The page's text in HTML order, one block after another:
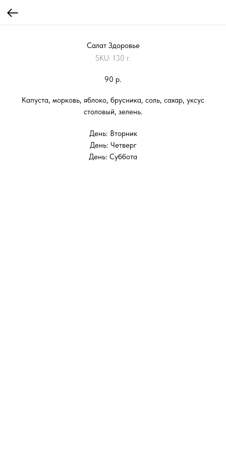
Салат Здоровье
SKU: 130 г.
90 р.
Капуста, морковь, яблоко, брусника, соль, сахар, уксус
столовый, зелень.
День: Вторник
День: Четверг
День: Суббота